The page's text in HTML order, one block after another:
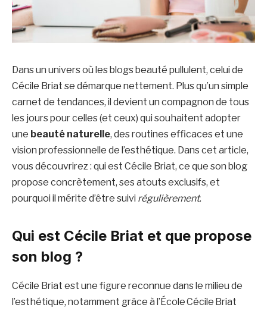
Dans un univers où les blogs beauté pullulent, celui de
Cécile Briat se démarque nettement. Plus qu’un simple
carnet de tendances, il devient un compagnon de tous
les jours pour celles (et ceux) qui souhaitent adopter
une beauté naturelle, des routines efficaces et une
vision professionnelle de l’esthétique. Dans cet article,
vous découvrirez : qui est Cécile Briat, ce que son blog
propose concrètement, ses atouts exclusifs, et
pourquoi il mérite d’être suivi régulièrement.
Qui est Cécile Briat et que propose
son blog ?
Cécile Briat est une figure reconnue dans le milieu de
l’esthétique, notamment grâce à l’École Cécile Briat